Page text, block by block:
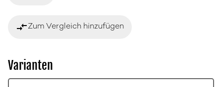
compare_arrowsZum Vergleich hinzufügen
Varianten